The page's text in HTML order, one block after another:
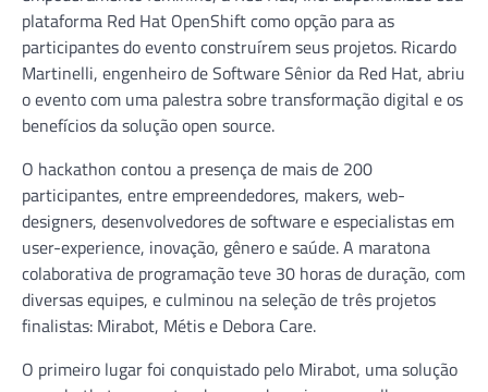
plataforma Red Hat OpenShift como opção para as
participantes do evento construírem seus projetos. Ricardo
Martinelli, engenheiro de Software Sênior da Red Hat, abriu
o evento com uma palestra sobre transformação digital e os
benefícios da solução open source.
O hackathon contou a presença de mais de 200
participantes, entre empreendedores, makers, web-
designers, desenvolvedores de software e especialistas em
user-experience, inovação, gênero e saúde. A maratona
colaborativa de programação teve 30 horas de duração, com
diversas equipes, e culminou na seleção de três projetos
finalistas: Mirabot, Métis e Debora Care.
O primeiro lugar foi conquistado pelo Mirabot, uma solução